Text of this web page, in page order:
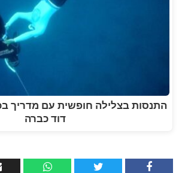
התנסות בצלילה חופשית עם מדריך
דוד כברה